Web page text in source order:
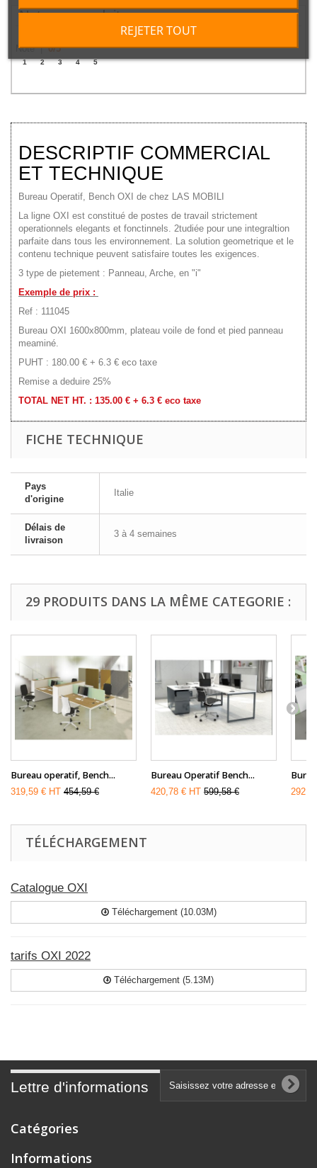
Noter ce produit
Note |0/5
1 2 3 4 5
DESCRIPTIF COMMERCIAL
ET TECHNIQUE
Bureau Operatif, Bench OXI de chez LAS MOBILI
La ligne OXI est constitué de postes de travail strictement
operationnels elegants et fonctinnels. 2tudiée pour une integraltion
parfaite dans tous les environnement. La solution geometrique et le
contenu technique peuvent satisfaire toutes les exigences.
3 type de pietement : Panneau, Arche, en "i"
Exemple de prix :
Ref : 111045
Bureau OXI 1600x800mm, plateau voile de fond et pied panneau
meaminé.
PUHT : 180.00 € + 6.3 € eco taxe
Remise a deduire 25%
TOTAL NET HT. : 135.00 € + 6.3 € eco taxe
FICHE TECHNIQUE
Pays
d'origine
Italie
Délais de
livraison
3 à 4 semaines
29 PRODUITS DANS LA MÊME CATEGORIE :
Bureau operatif, Bench...
319,59 € HT 454,59 €
Bureau Operatif Bench...
420,78 € HT 599,58 €
TÉLÉCHARGEMENT
Catalogue OXI
Téléchargement (10.03M)
tarifs OXI 2022
Téléchargement (5.13M)
Lettre d'informations
Catégories
Informations
REJETER TOUT